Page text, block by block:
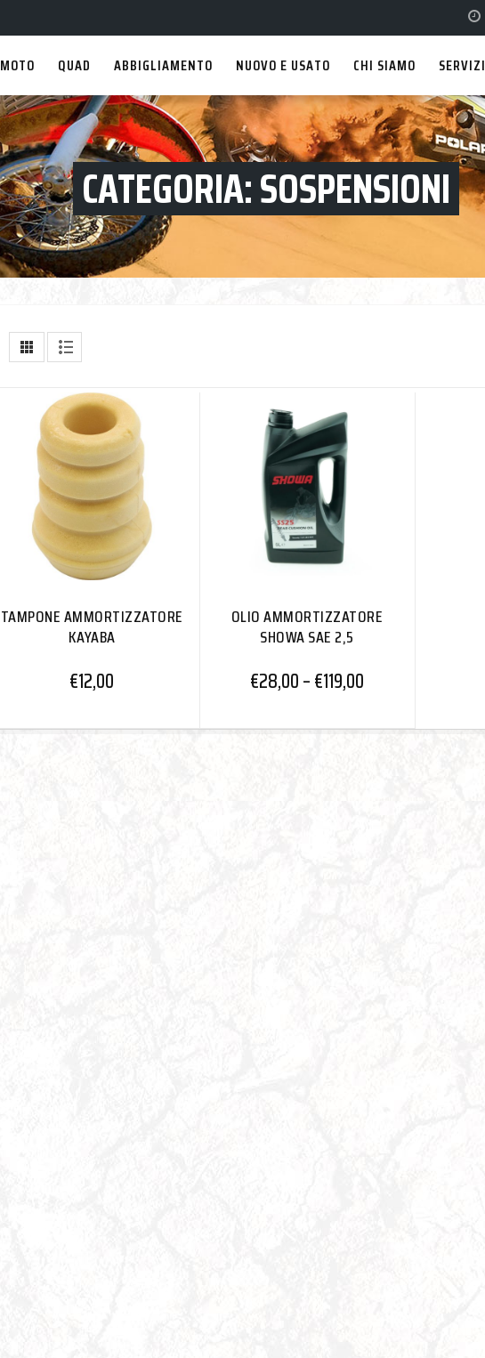
MOTO QUAD ABBIGLIAMENTO NUOVO E USATO CHI SIAMO SERVIZI
CATEGORIA:SOSPENSIONI
TAMPONE AMMORTIZZATORE
KAYABA
€12,00
OLIO AMMORTIZZATORE
SHOWA SAE 2,5
€28,00–€119,00